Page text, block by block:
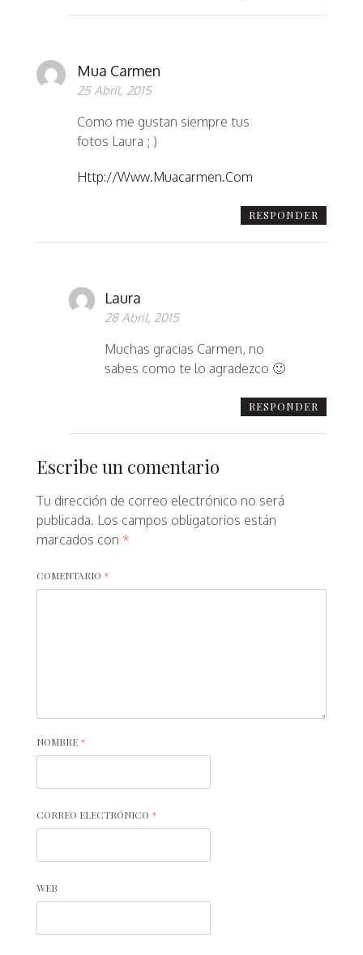
Mua Carmen
25 Abril, 2015
Como me gustan siempre tus
fotos Laura ; )
Http://www.muacarmen.com
RESPONDER
Laura
28 Abril, 2015
Muchas gracias Carmen, no
sabes como te lo agradezco 🙂
RESPONDER
Escribe un comentario
Tu dirección de correo electrónico no será
publicada. Los campos obligatorios están
marcados con *
COMENTARIO *
NOMBRE *
CORREO ELECTRÓNICO *
WEB